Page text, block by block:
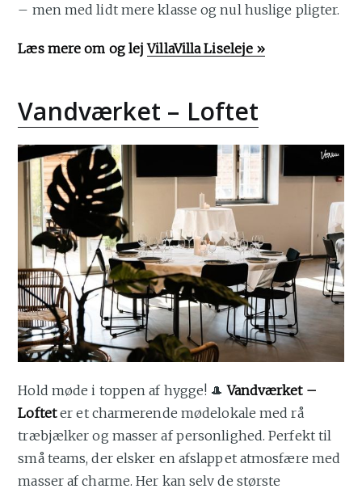
– men med lidt mere klasse og nul huslige pligter.
Læs mere om og lejVillaVilla Liseleje »
Vandværket – Loftet
Hold møde i toppen af hygge! 🎩Vandværket –
Lofteter et charmerende mødelokale med rå
træbjælker og masser af personlighed. Perfekt til
små teams, der elsker en afslappet atmosfære med
masser af charme. Her kan selv de største